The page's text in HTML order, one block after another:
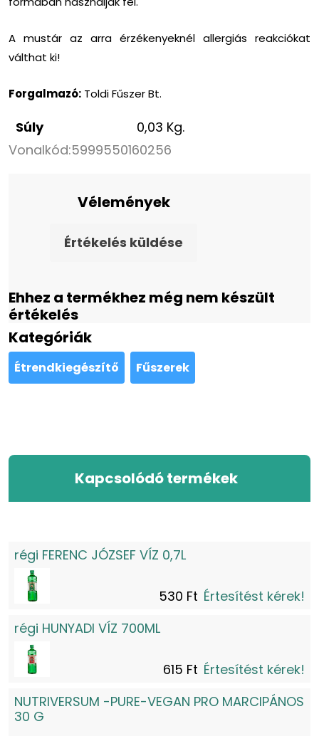
A mustár az arra érzékenyeknél allergiás reakciókat
válthat ki!
Forgalmazó: Toldi Fűszer Bt.
Súly
0,03 Kg.
Vonalkód:5999550160256
Vélemények
Értékelés küldése
Ehhez a termékhez még nem készült
értékelés
Kategóriák
Étrendkiegészítő Fűszerek
Kapcsolódó termékek
régi FERENC JÓZSEF VÍZ 0,7L
530 Ft Értesítést kérek!
régi HUNYADI VÍZ 700ML
615 Ft Értesítést kérek!
NUTRIVERSUM -PURE-VEGAN PRO MARCIPÁNOS
30 G